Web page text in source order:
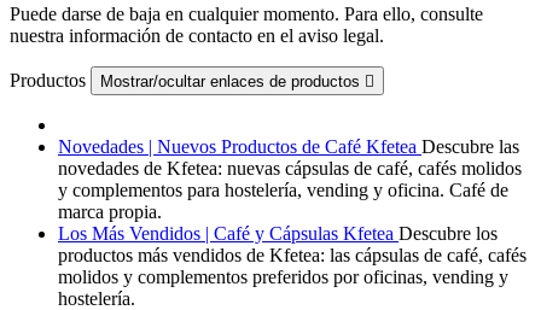
Puede darse de baja en cualquier momento. Para ello, consulte
nuestra información de contacto en el aviso legal.
Productos Mostrar/ocultar enlaces de productos 
Novedades | Nuevos Productos de Café Kfetea Descubre las
novedades de Kfetea: nuevas cápsulas de café, cafés molidos
y complementos para hostelería, vending y oficina. Café de
marca propia.
Los Más Vendidos | Café y Cápsulas Kfetea Descubre los
productos más vendidos de Kfetea: las cápsulas de café, cafés
molidos y complementos preferidos por oficinas, vending y
hostelería.